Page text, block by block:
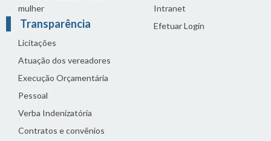
mulher
Transparência
Licitações
Atuação dos vereadores
Execução Orçamentária
Pessoal
Verba Indenizatória
Contratos e convênios
Intranet
Efetuar Login